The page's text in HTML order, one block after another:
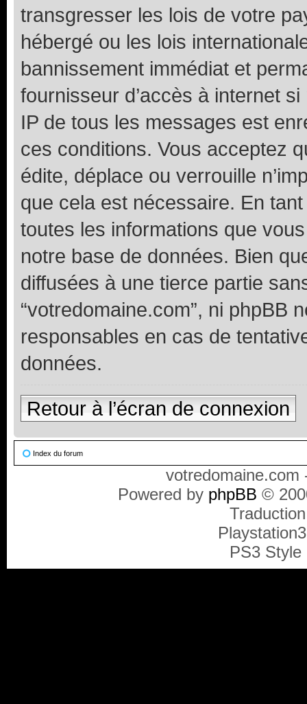
transgresser les lois de votre
hébergé ou les lois
bannissement immédiat et
fournisseur d’accès à internet
IP de tous les messages est
ces conditions. Vous acceptez
édite, déplace ou verrouille
que cela est nécessaire. En
toutes les informations que
notre base de données. Bien
diffusées à une tierce partie
“votredomaine.com”, ni phpBB
responsables en cas de
données.
Retour à l’écran de connexion
Index du forum
votredomaine.com
Powered by phpBB ©
PS3